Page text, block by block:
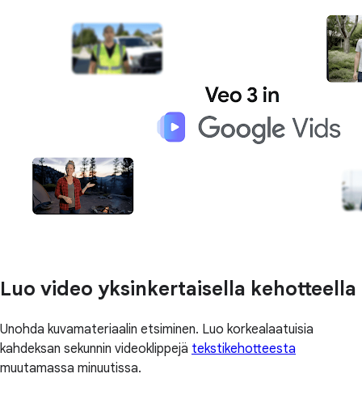
Luo video yksinkertaisella kehotteella
Unohda kuvamateriaalin etsiminen. Luo korkealaatuisia
kahdeksan sekunnin videoklippejä tekstikehotteesta
muutamassa minuutissa.